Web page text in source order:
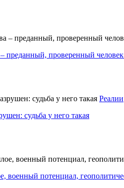
преданный, проверенный
Реалии
судьба у него такая
военный потенциал,